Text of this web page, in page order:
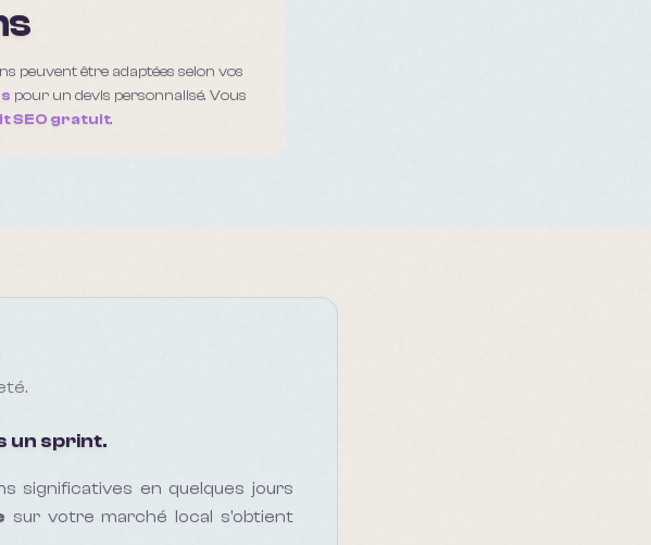
peuvent être adaptées selon vos
pour un devis personnalisé. Vous
SEO gratuit.
un sprint.
significatives en quelques jours
sur votre marché local s'obtient